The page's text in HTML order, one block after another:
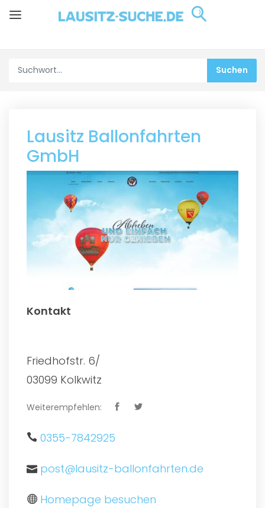
Lausitz Ballonfahrten
GmbH
Kontakt
Friedhofstr. 6/
03099 Kolkwitz
Weiterempfehlen:
0355-7842925
post@lausitz-ballonfahrten.de
Homepage besuchen